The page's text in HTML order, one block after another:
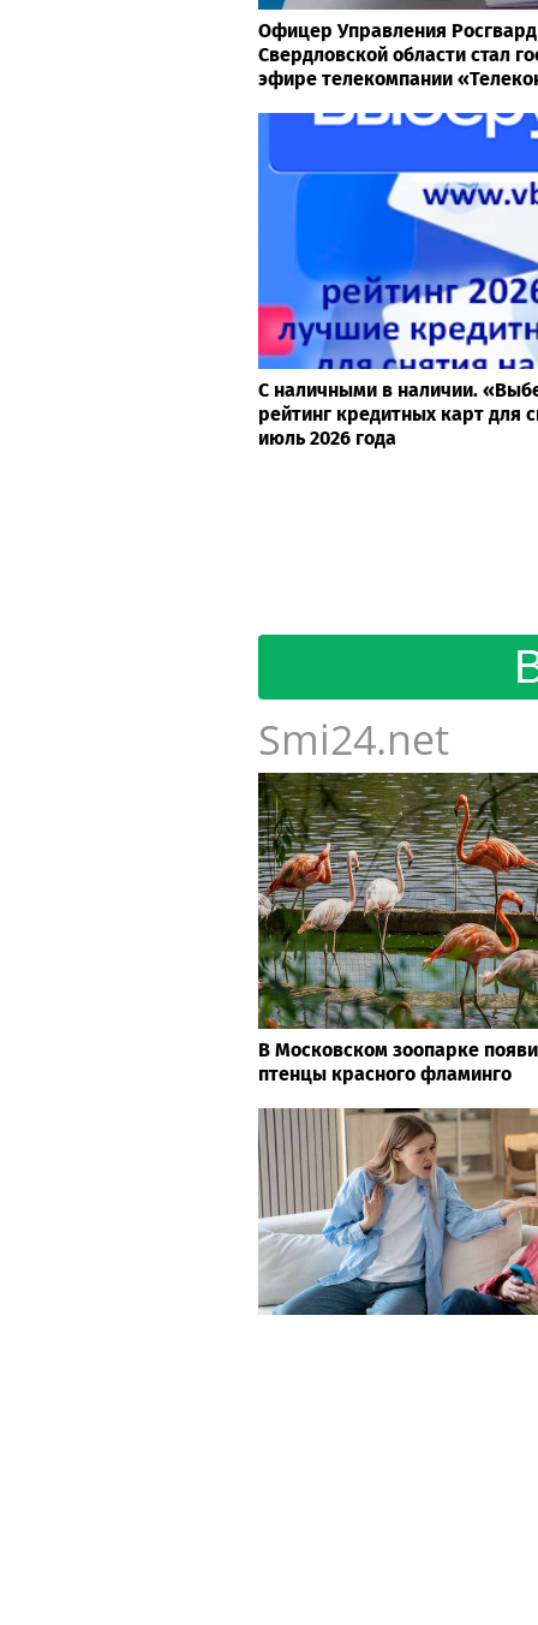
Офицер Управления
Свердловской области стал
эфире телекомпании
С наличными в наличии.
рейтинг кредитных карт для
июль 2026 года
Smi24.net
В Московском зоопарке
птенцы красного фламинго